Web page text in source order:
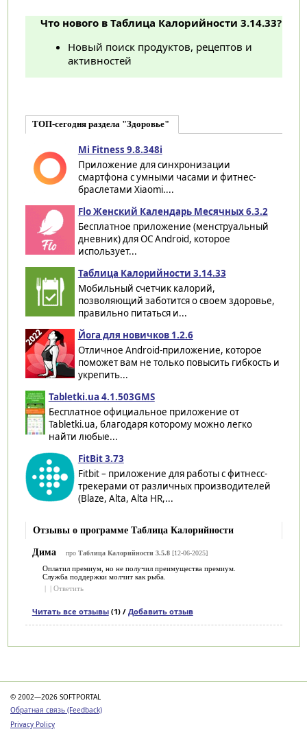
Что нового в Таблица Калорийности 3.14.33?
Новый поиск продуктов, рецептов и
активностей
ТОП-сегодня раздела "Здоровье"
Mi Fitness 9.8.348i
Приложение для синхронизации
смартфона с умными часами и фитнес-
браслетами Xiaomi....
Flo Женский Календарь Месячных 6.3.2
Бесплатное приложение (менструальный
дневник) для ОС Android, которое
использует...
Таблица Калорийности 3.14.33
Мобильный счетчик калорий,
позволяющий заботится о своем здоровье,
правильно питаться и...
Йога для новичков 1.2.6
Отличное Android-приложение, которое
поможет вам не только повысить гибкость и
укрепить...
Tabletki.ua 4.1.503GMS
Бесплатное официальное приложение от
Tabletki.ua, благодаря которому можно легко
найти любые...
FitBit 3.73
Fitbit – приложение для работы с фитнесс-
трекерами от различных производителей
(Blaze, Alta, Alta HR,...
Отзывы о программе Таблица Калорийности
Дима
про Таблица Калорийности 3.5.8[12-06-2025]
Оплатил премиум, но не получил преимущества премиум.
Служба поддержки молчит как рыба.
Ответить
Читать все отзывы(1) / Добавить отзыв
© 2002—2026 SOFTPORTAL
Обратная связь (Feedback)
Privacy Policy